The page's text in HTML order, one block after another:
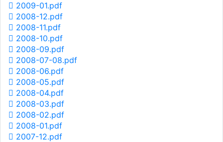
2009-01.pdf
2008-12.pdf
2008-11.pdf
2008-10.pdf
2008-09.pdf
2008-07-08.pdf
2008-06.pdf
2008-05.pdf
2008-04.pdf
2008-03.pdf
2008-02.pdf
2008-01.pdf
2007-12.pdf